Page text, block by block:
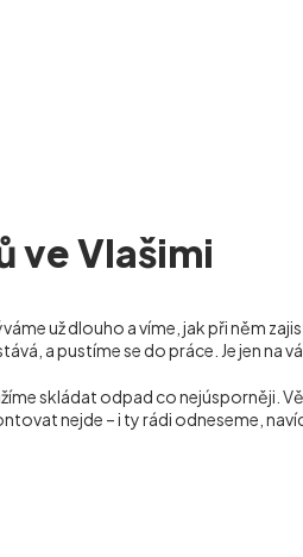
ve Vlašimi
už dlouho a víme, jak při něm
a pustíme se do práce. Je jen na
skládat odpad co nejúsporněji.
nejde – i ty rádi odneseme,